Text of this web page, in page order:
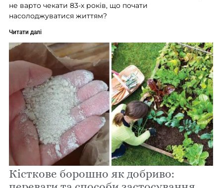
не варто чекати 83-х років, що почати
насолоджуватися життям?
Читати далі
Кісткове борошно як добриво: